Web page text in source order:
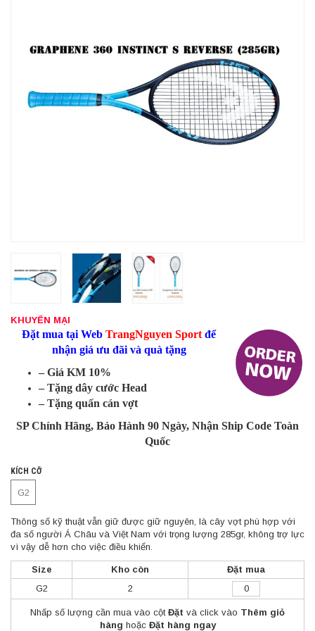
KHUYẾN MẠI
Đặt mua tại Web TrangNguyen Sport để
nhận giá ưu đãi và quà tặng
– Giá KM 10%
– Tặng dây cước Head
– Tặng quấn cán vợt
SP Chính Hãng, Bảo Hành 90 Ngày, Nhận Ship Code Toàn
Quốc
KÍCH CỠ
G2
Thông số kỹ thuật vẫn giữ được giữ nguyên, là cây vợt phù hợp với
đa số người Á Châu và Việt Nam với trọng lượng 285gr, không trợ lực
vì vậy dễ hơn cho việc điều khiển.
Size Kho còn
Đặt mua
G2
2
Nhấp số lượng cần mua vào cột Đặt và click vào Thêm giỏ
hàng hoặc Đặt hàng ngay